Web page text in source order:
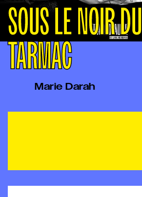
SOUS LE NOIR DU
TARMAC
Marie Darah